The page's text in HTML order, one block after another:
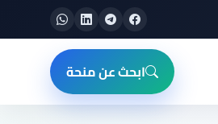
ابحث عن منحة